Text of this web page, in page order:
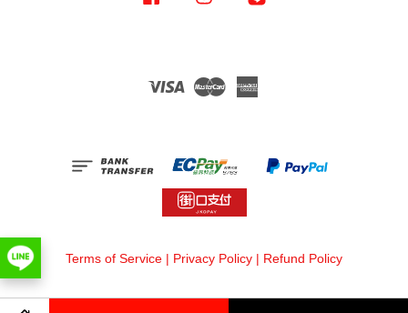
Visa Master
Terms of Service | Privacy Policy | Refund Policy